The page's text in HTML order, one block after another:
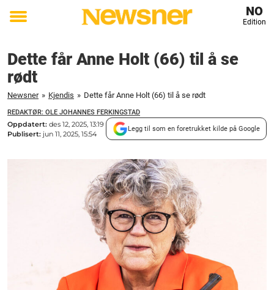
Toggle
NO
Edition
Dette får Anne Holt (66) til å se
rødt
Newsner » Kjendis » Dette får Anne Holt (66) til å se rødt
REDAKTØR: OLE JOHANNES FERKINGSTAD
Oppdatert: des 12, 2025, 13:19
Publisert: jun 11, 2025, 15:54
Legg til som en foretrukket kilde på Google